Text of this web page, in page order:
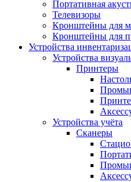
Портативная
Телевизоры
Кронштейны для
Кронштейны для
Устройства
Устройства
Принтеры
Устройства учёта
Сканеры